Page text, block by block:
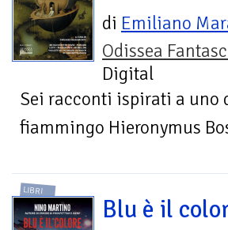
di Emiliano
Odissea
Digital
Sei racconti ispirati a uno
fiammingo Hieronymus
LIBRI
Blu è il